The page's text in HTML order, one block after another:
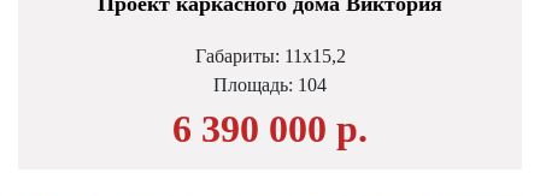
Габариты: 11х15,2
Площадь: 104
6 390 000 р.